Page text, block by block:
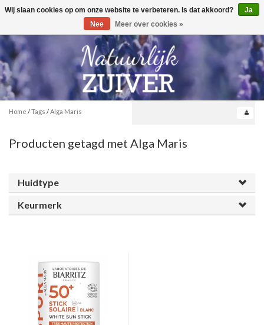
Toggle
0
Home /Tags /Alga Maris
Producten getagd met Alga Maris
Huidtype
Keurmerk
Wij slaan cookies op om onze website te verbeteren. Is dat akkoord?
Ja
Nee
Meer over cookies »